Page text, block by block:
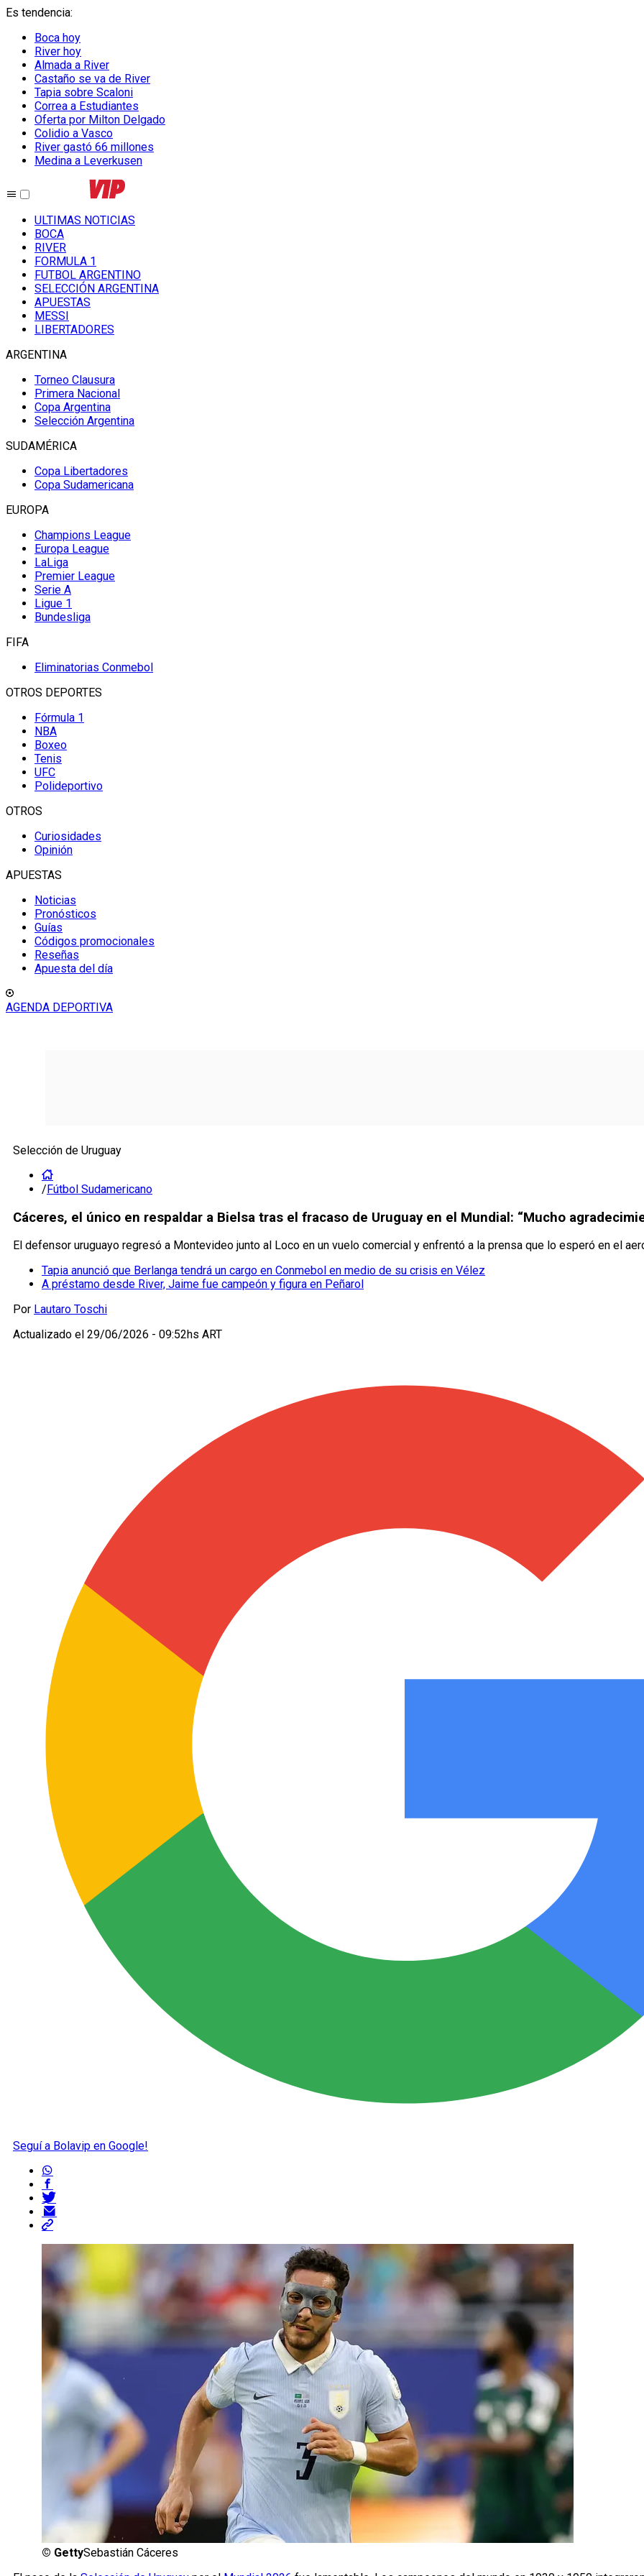
Es tendencia:
Boca hoy
River hoy
Almada a River
Castaño se va de River
Tapia sobre Scaloni
Correa a Estudiantes
Oferta por Milton Delgado
Colidio a Vasco
River gastó 66 millones
Medina a Leverkusen
ULTIMAS NOTICIAS
BOCA
RIVER
FORMULA 1
FUTBOL ARGENTINO
SELECCIÓN ARGENTINA
APUESTAS
MESSI
LIBERTADORES
ARGENTINA
Torneo Clausura
Primera Nacional
Copa Argentina
Selección Argentina
SUDAMÉRICA
Copa Libertadores
Copa Sudamericana
EUROPA
Champions League
Europa League
LaLiga
Premier League
Serie A
Ligue 1
Bundesliga
FIFA
Eliminatorias Conmebol
OTROS DEPORTES
Fórmula 1
NBA
Boxeo
Tenis
UFC
Polideportivo
OTROS
Curiosidades
Opinión
APUESTAS
Noticias
Pronósticos
Guías
Códigos promocionales
Reseñas
Apuesta del día
AGENDA DEPORTIVA
Selección de Uruguay
/Fútbol Sudamericano
Cáceres, el único en respaldar a Bielsa tras el fracaso de Uruguay en el Mundial: “Mucho
El defensor uruguayo regresó a Montevideo junto al Loco en un vuelo comercial y enfrentó a la prensa que lo esperó en el
Tapia anunció que Berlanga tendrá un cargo en Conmebol en medio de su crisis en Vélez
A préstamo desde River, Jaime fue campeón y figura en Peñarol
Por Lautaro Toschi
Actualizado el 29/06/2026 - 09:52hs ART
Seguí a Bolavip en Google!
© GettySebastián Cáceres